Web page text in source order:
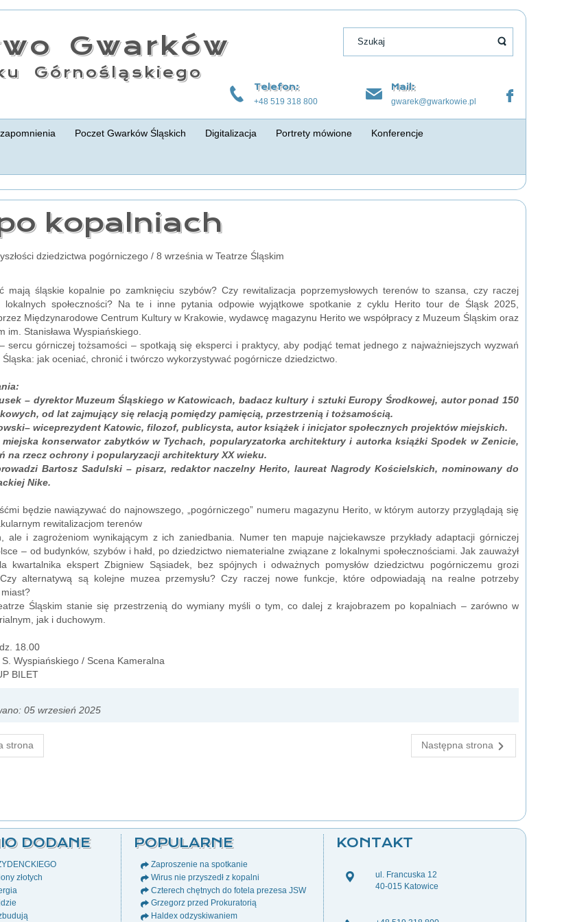
Gwarków
Górnośląskiego
Telefon:
+48 519 318 800
Mail:
gwarek@gwarkowie.pl
Poczet Gwarków Śląskich Digitalizacja Portrety mówione Konferencje
kopalniach
dziedzictwa pogórniczego / 8 września w Teatrze Śląskim
mają śląskie kopalnie po zamknięciu szybów? Czy rewitalizacja poprzemysłowych terenów to szansa, czy raczej
lokalnych społeczności? Na te i inne pytania odpowie wyjątkowe spotkanie z cyklu Herito tour de Śląsk 2025,
Międzynarodowe Centrum Kultury w Krakowie, wydawcę magazynu Herito we współpracy z Muzeum Śląskim oraz
im. Stanisława Wyspiańskiego.
sercu górniczej tożsamości – spotkają się eksperci i praktycy, aby podjąć temat jednego z najważniejszych wyzwań
Śląska: jak oceniać, chronić i twórczo wykorzystywać pogórnicze dziedzictwo.
– dyrektor Muzeum Śląskiego w Katowicach, badacz kultury i sztuki Europy Środkowej, autor ponad 150
od lat zajmujący się relacją pomiędzy pamięcią, przestrzenią i tożsamością.
wiceprezydent Katowic, filozof, publicysta, autor książek i inicjator społecznych projektów miejskich.
konserwator zabytków w Tychach, popularyzatorka architektury i autorka książki Spodek w Zenicie,
na rzecz ochrony i popularyzacji architektury XXwieku.
Bartosz Sadulski – pisarz, redaktor naczelny Herito, laureat Nagrody Kościelskich, nominowany do
Nike.
będzie nawiązywać do najnowszego, „pogórniczego” numeru magazynu Herito, w którym autorzy przyglądają się
rewitalizacjom terenów
ale i zagrożeniom wynikającym z ich zaniedbania. Numer ten mapuje najciekawsze przykłady adaptacji górniczej
– od budynków, szybów i hałd, po dziedzictwo niematerialne związane z lokalnymi społecznościami. Jak zauważył
kwartalnika ekspert Zbigniew Sąsiadek, bez spójnych i odważnych pomysłów dziedzictwu pogórniczemu grozi
alternatywą są kolejne muzea przemysłu? Czy raczej nowe funkcje, które odpowiadają na realne potrzeby
miast?
Śląskim stanie się przestrzenią do wymiany myśli o tym, co dalej z krajobrazem po kopalniach – zarówno w
jak i duchowym.
18.00
Wyspiańskiego / Scena Kameralna
BILET
05 wrzesień 2025
strona Następna strona
DODANE
złotych
POPULARNE
Zaproszenie na spotkanie
Wirus nie przyszedł z kopalni
Czterech chętnych do fotela prezesa JSW
Grzegorz przed Prokuratorią
Haldex odzyskiwaniem
KONTAKT
ul. Francuska 12
40-015 Katowice